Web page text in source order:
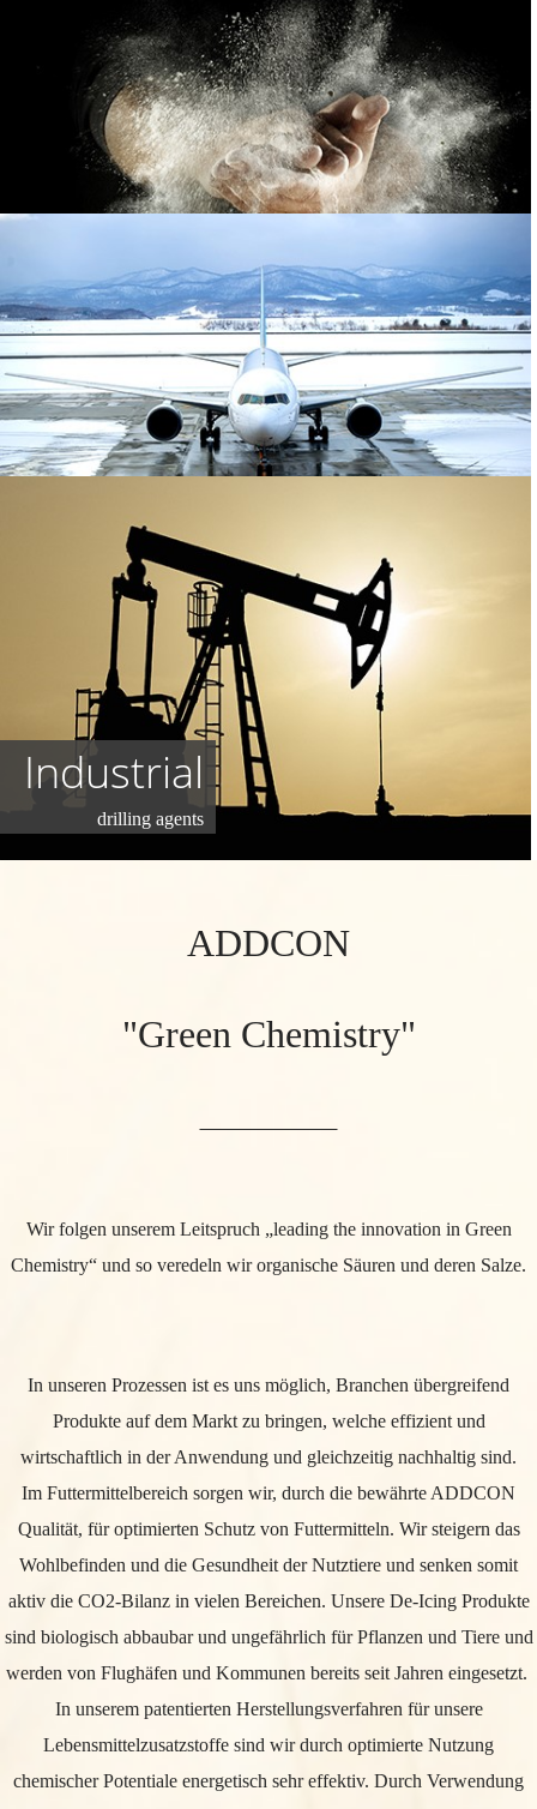
additives
additives
De-Icing
Industrial
drilling agents
ADDCON
"Green Chemistry"
Wir folgen unserem Leitspruch „leading the innovation in Green
Chemistry“ und so veredeln wir organische Säuren und deren Salze.
In unseren Prozessen ist es uns möglich, Branchen übergreifend
Produkte auf dem Markt zu bringen, welche effizient und
wirtschaftlich in der Anwendung und gleichzeitig nachhaltig sind.
Im Futtermittelbereich sorgen wir, durch die bewährte ADDCON
Qualität, für optimierten Schutz von Futtermitteln. Wir steigern das
Wohlbefinden und die Gesundheit der Nutztiere und senken somit
aktiv die CO2-Bilanz in vielen Bereichen. Unsere De-Icing Produkte
sind biologisch abbaubar und ungefährlich für Pflanzen und Tiere und
werden von Flughäfen und Kommunen bereits seit Jahren eingesetzt.
In unserem patentierten Herstellungsverfahren für unsere
Lebensmittelzusatzstoffe sind wir durch optimierte Nutzung
chemischer Potentiale energetisch sehr effektiv. Durch Verwendung